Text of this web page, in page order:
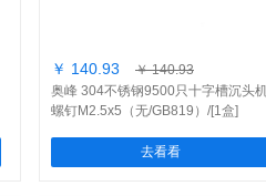
￥ 140.93
￥ 140.93
奥峰 304不锈钢9500只十字槽沉头
螺钉M2.5x5（无/GB819）/[1盒]
去看看